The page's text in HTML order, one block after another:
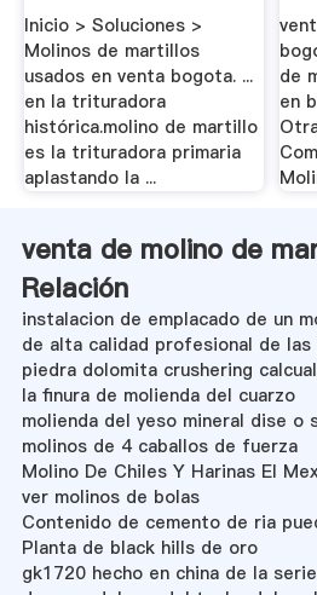
Inicio > Soluciones >
Molinos de martillos
usados en venta bogota. ...
en la trituradora
histórica.molino de martillo
es la trituradora primaria
aplastando la ...
de
en
venta de molino de
Relación
instalacion de emplacado de un
de alta calidad profesional de
piedra dolomita crushering
la finura de molienda del cuarzo
molienda del yeso mineral dise o
molinos de 4 caballos de fuerza
Molino De Chiles Y Harinas El
ver molinos de bolas
Contenido de cemento de ria
Planta de black hills de oro
gk1720 hecho en china de la